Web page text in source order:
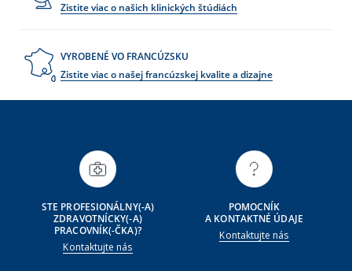
Zistite viac o našich klinických štúdiách
VYROBENÉ VO FRANCÚZSKU
Zistite viac o našej francúzskej kvalite a dizajne
STE PROFESIONÁLNY(-A)
ZDRAVOTNÍCKY(-A)
PRACOVNÍK(-ČKA)?
Kontaktujte nás
POMOCNÍK
A KONTAKTNÉ ÚDAJE
Kontaktujte nás